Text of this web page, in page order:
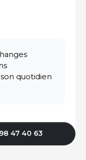
quotidien
47 40 63